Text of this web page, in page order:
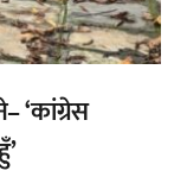
‘कांग्रेस